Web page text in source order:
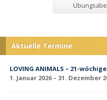
Aktuelle Termine
LOVING ANIMALS – 21-
1. Januar 2026 – 31. Dezember